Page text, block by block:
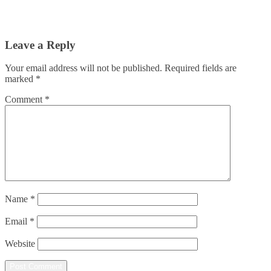
Leave a Reply
Your email address will not be published. Required fields are
marked *
Comment *
Name *
Email *
Website